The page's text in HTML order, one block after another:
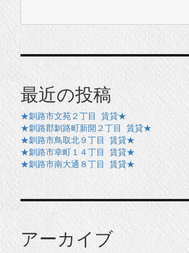
最近の投稿
★釧路市文苑２丁目 賃貸★
★釧路郡釧路町新開２丁目 賃貸★
★釧路市鳥取北９丁目 賃貸★
★釧路市幸町１４丁目 賃貸★
★釧路市南大通８丁目 賃貸★
アーカイブ